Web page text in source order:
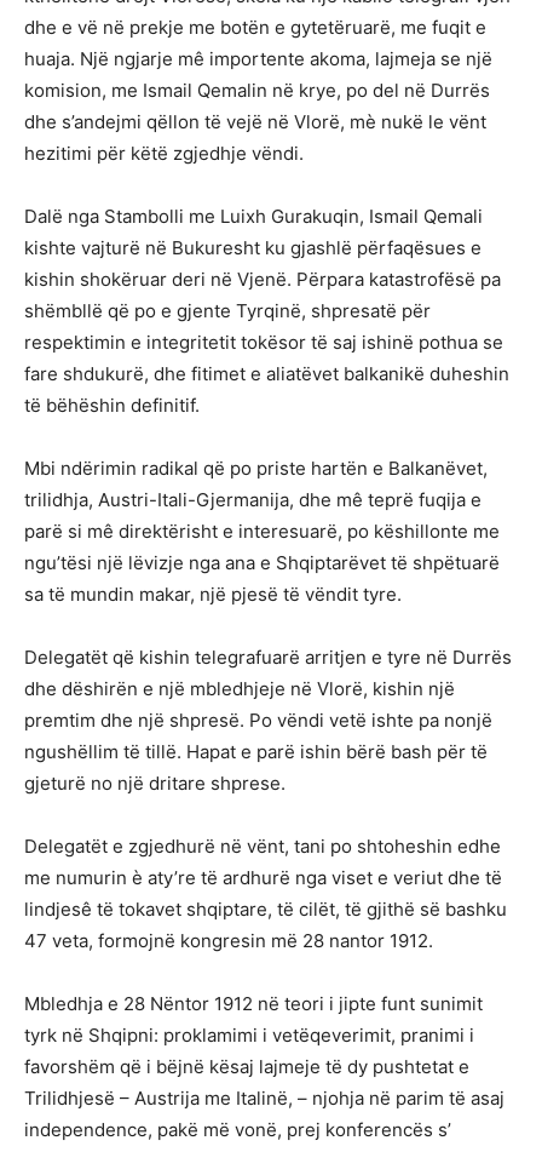
dhe e vë në prekje me botën e gytetëruarë, me fuqit e
huaja. Një ngjarje mê importente akoma, lajmeja se një
komision, me Ismail Qemalin në krye, po del në Durrës
dhe s’andejmi qëllon të vejë në Vlorë, mè nukë le vënt
hezitimi për këtë zgjedhje vëndi.
Dalë nga Stambolli me Luixh Gurakuqin, Ismail Qemali
kishte vajturë në Bukuresht ku gjashlë përfaqësues e
kishin shokëruar deri në Vjenë. Përpara katastrofësë pa
shëmbllë që po e gjente Tyrqinë, shpresatë për
respektimin e integritetit tokësor të saj ishinë pothua se
fare shdukurë, dhe fitimet e aliatëvet balkanikë duheshin
të bëhëshin definitif.
Mbi ndërimin radikal që po priste hartën e Balkanëvet,
trilidhja, Austri-Itali-Gjermanija, dhe mê teprë fuqija e
parë si mê direktërisht e interesuarë, po këshillonte me
ngu’tësi një lëvizje nga ana e Shqiptarëvet të shpëtuarë
sa të mundin makar, një pjesë të vëndit tyre.
Delegatët që kishin telegrafuarë arritjen e tyre në Durrës
dhe dëshirën e një mbledhjeje në Vlorë, kishin një
premtim dhe një shpresë. Po vëndi vetë ishte pa nonjë
ngushëllim të tillë. Hapat e parë ishin bërë bash për të
gjeturë no një dritare shprese.
Delegatët e zgjedhurë në vënt, tani po shtoheshin edhe
me numurin è aty’re të ardhurë nga viset e veriut dhe të
lindjesê të tokavet shqiptare, të cilët, të gjithë së bashku
47 veta, formojnë kongresin më 28 nantor 1912.
Mbledhja e 28 Nëntor 1912 në teori i jipte funt sunimit
tyrk në Shqipni: proklamimi i vetëqeverimit, pranimi i
favorshëm që i bëjnë kësaj lajmeje të dy pushtetat e
Trilidhjesë – Austrija me Italinë, – njohja në parim të asaj
independence, pakë më vonë, prej konferencës s’